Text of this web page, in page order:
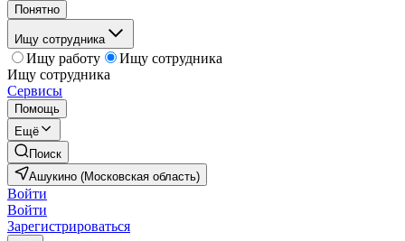
Понятно
Ищу сотрудника
Ищу работу
Ищу сотрудника
Ищу сотрудника
Сервисы
Помощь
Ещё
Поиск
Ашукино (Московская область)
Войти
Войти
Зарегистрироваться